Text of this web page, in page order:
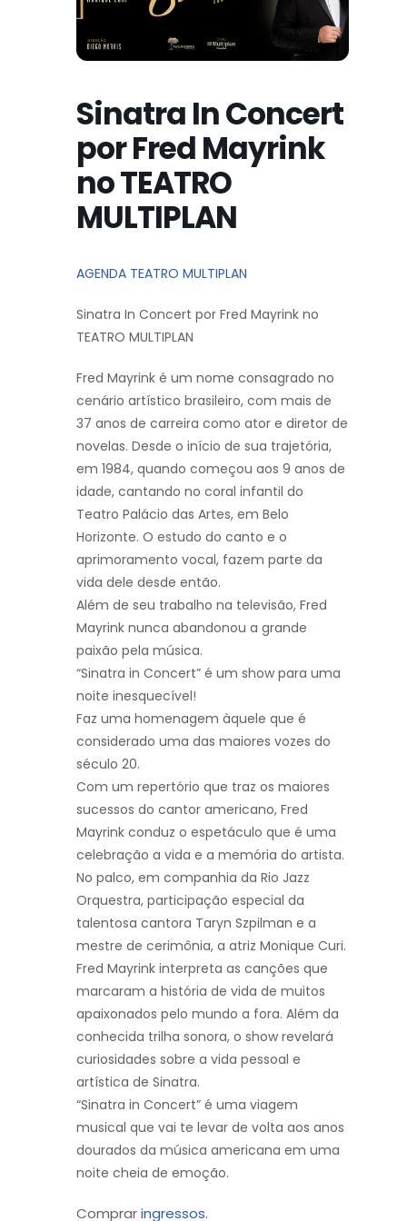
Sinatra In Concert
por Fred Mayrink
no TEATRO
MULTIPLAN
AGENDA TEATRO MULTIPLAN
Sinatra In Concert por Fred Mayrink no
TEATRO MULTIPLAN
Fred Mayrink é um nome consagrado no
cenário artístico brasileiro, com mais de
37 anos de carreira como ator e diretor de
novelas. Desde o início de sua trajetória,
em 1984, quando começou aos 9 anos de
idade, cantando no coral infantil do
Teatro Palácio das Artes, em Belo
Horizonte. O estudo do canto e o
aprimoramento vocal, fazem parte da
vida dele desde então.
Além de seu trabalho na televisão, Fred
Mayrink nunca abandonou a grande
paixão pela música.
“Sinatra in Concert” é um show para uma
noite inesquecível!
Faz uma homenagem àquele que é
considerado uma das maiores vozes do
século 20.
Com um repertório que traz os maiores
sucessos do cantor americano, Fred
Mayrink conduz o espetáculo que é uma
celebração a vida e a memória do artista.
No palco, em companhia da Rio Jazz
Orquestra, participação especial da
talentosa cantora Taryn Szpilman e a
mestre de cerimônia, a atriz Monique Curi.
Fred Mayrink interpreta as canções que
marcaram a história de vida de muitos
apaixonados pelo mundo a fora. Além da
conhecida trilha sonora, o show revelará
curiosidades sobre a vida pessoal e
artística de Sinatra.
“Sinatra in Concert” é uma viagem
musical que vai te levar de volta aos anos
dourados da música americana em uma
noite cheia de emoção.
Compraringressos.